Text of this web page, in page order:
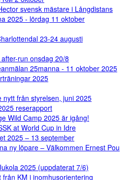
svensk mästare i Långdistans
2025 - lördag 11 oktober
23-24 augusti
run onsdag 20/8
25manna - 11 oktober 2025
2025
nytt från styrelsen, juni 2025
reserapport
Wild Camp 2025 är igång!
at World Cup in Idre
2025 – 13 september
ny löpare – Välkommen Ernest Pou
2025 (uppdaterat 7/6)
från KM i inomhusorientering